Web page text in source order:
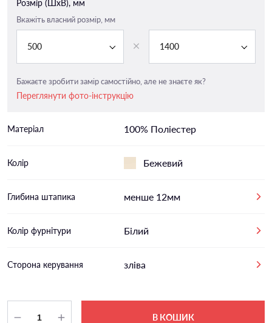
Розмір (ШxВ), мм
Вкажіть власний розмір, мм
500 1400
Бажаєте зробити замір самостійно, але не знаєте як?
Переглянути фото-інструкцію
Матеріал 100% Поліестер
Колір Бежевий
Глибина штапика менше 12мм
Колір фурнітури Білий
Сторона керування зліва
В КОШИК